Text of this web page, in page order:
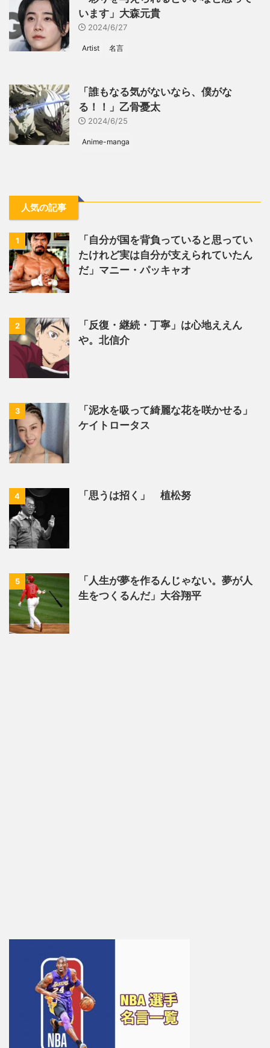
います」大森元貴
2024/6/27
Artist 名言
「誰もなる気がないなら、僕がな
る！！」乙骨憂太
2024/6/25
Anime-manga
人気の記事
1
「自分が国を背負っていると思ってい
たけれど実は自分が支えられていたん
だ」マニー・パッキャオ
2
「反復・継続・丁寧」は心地ええん
や。北信介
3
「泥水を吸って綺麗な花を咲かせる」
ケイトロータス
4 「思うは招く」 植松努
5
「人生が夢を作るんじゃない。夢が人
生をつくるんだ」大谷翔平